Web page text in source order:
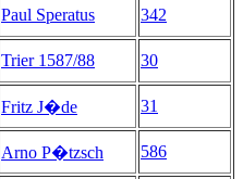
Paul Speratus
342
Trier 1587/88
30
Fritz J�de
31
Arno P�tzsch 586